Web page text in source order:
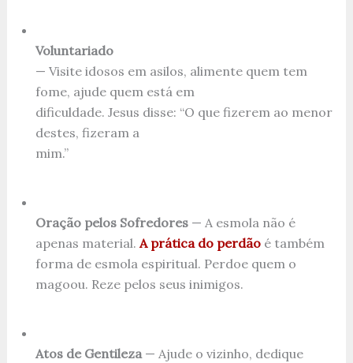
Voluntariado
— Visite idosos em asilos, alimente quem tem
fome, ajude quem está em
dificuldade. Jesus disse: “O que fizerem ao menor
destes, fizeram a
mim.”
Oração pelos Sofredores— A esmola não é
apenas material.A prática do perdãoé também
forma de esmola espiritual. Perdoe quem o
magoou. Reze pelos seus inimigos.
Atos de Gentileza— Ajude o vizinho, dedique